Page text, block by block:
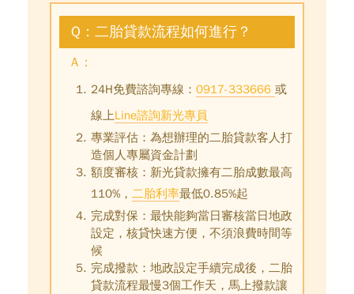
Q：二胎貸款流程如何進行？
A：
24H免費諮詢專線：0917-333666或
線上Line諮詢新光專員
專業評估：為想辦理的二胎貸款客人打
造個人專屬資金計劃
額度審核：新光貸款擁有二胎成數最高
110%，二胎利率最低0.85%起
完成對保：最快能夠當日審核當日地政
設定，核貸快速方便，不須浪費時間等
候
完成撥款：地政設定手續完成後，二胎
貸款流程最慢3個工作天 ，馬上撥款讓